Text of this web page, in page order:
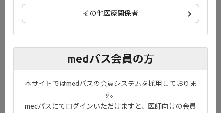
目次
00:24-01:19 ジセレカ®錠について
01:20-01:46 服用方法
01:47-02:48 SELECTION 寛解導入試験
その他医療関係者
medパス会員の方
本サイトではmedパスの会員システムを採用しておりま
す。
medパスにてログインいただけますと、医師向けの会員